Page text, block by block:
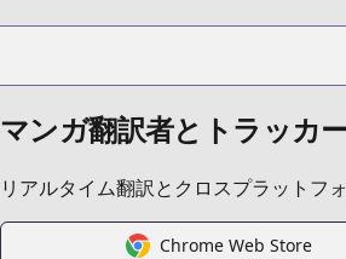
マンガ翻訳者とトラッカ
リアルタイム翻訳とクロスプラットフ
Chrome Web Store